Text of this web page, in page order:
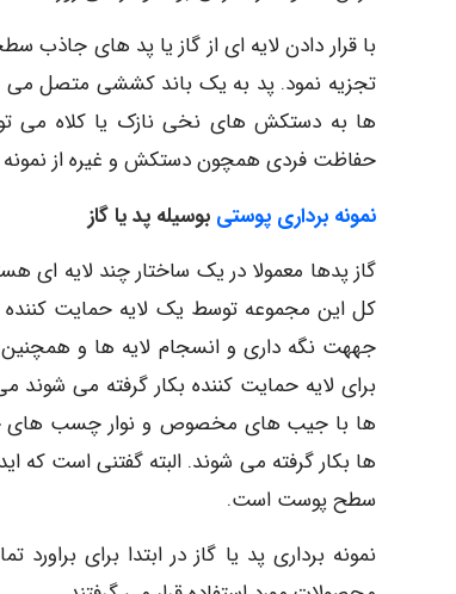
با قرار دادن لایه ای از گاز یا پد های جاذب
تجزیه نمود. پد به یک باند کششی متصل می
ها به دستکش های نخی نازک یا کلاه می
حفاظت فردی همچون دستکش و غیره از نمونه
نمونه برداری پوستی بوسیله پد یا گاز
کل این مجموعه توسط یک لایه حمایت
جههت نگه داری و انسجام لایه ها و همچنین
ها بکار گرفته می شوند. البته گفتنی است که
سطح پوست است.
نمونه برداری پد یا گاز در ابتدا برای براورد